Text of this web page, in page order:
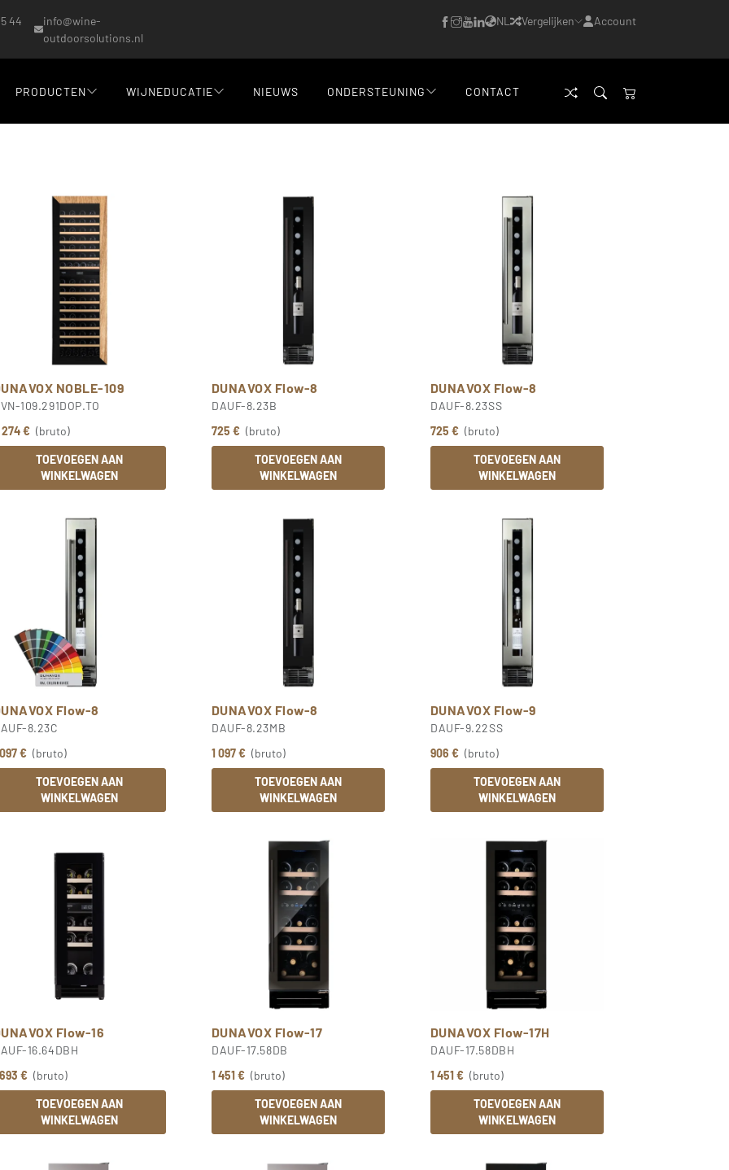
44
info@wine-
outdoorsolutions.nl
NL Vergelijken Account
PRODUCTEN WIJNEDUCATIE NIEUWS ONDERSTEUNING CONTACT
NOBLE-109
109.291DOP.TO
€ (bruto)
TOEVOEGEN AAN
WINKELWAGEN
DUNAVOX Flow-8
DAUF-8.23B
725 € (bruto)
TOEVOEGEN AAN
WINKELWAGEN
DUNAVOX Flow-8
DAUF-8.23SS
725 € (bruto)
TOEVOEGEN AAN
WINKELWAGEN
Flow-8
8.23C
€ (bruto)
TOEVOEGEN AAN
WINKELWAGEN
DUNAVOX Flow-8
DAUF-8.23MB
1 097 € (bruto)
TOEVOEGEN AAN
WINKELWAGEN
DUNAVOX Flow-9
DAUF-9.22SS
906 € (bruto)
TOEVOEGEN AAN
WINKELWAGEN
Flow-16
16.64DBH
€ (bruto)
TOEVOEGEN AAN
WINKELWAGEN
DUNAVOX Flow-17
DAUF-17.58DB
1 451 € (bruto)
TOEVOEGEN AAN
WINKELWAGEN
DUNAVOX Flow-17H
DAUF-17.58DBH
1 451 € (bruto)
TOEVOEGEN AAN
WINKELWAGEN